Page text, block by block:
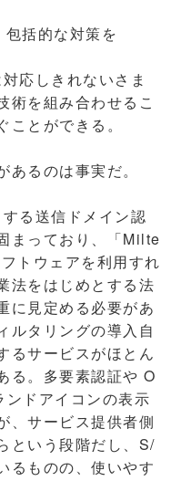
括的な対策を
応しきれないさま
術を組み合わせるこ
とができる。
るのは事実だ。
る送信ドメイン認
まっており、「Milte
トウェアを利用すれ
法をはじめとする法
に見定める必要があ
ルタリングの導入自
るサービスがほとん
る。多要素認証や O
ドアイコンの表示
、サービス提供者側
という段階だし、S/
るものの、使いやす